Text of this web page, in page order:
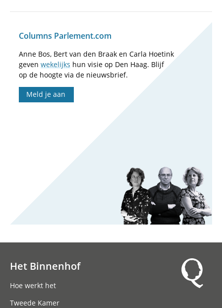
Columns Parlement.com
Anne Bos, Bert van den Braak en Carla Hoetink
geven wekelijks hun visie op Den Haag. Blijf
op de hoogte via de nieuwsbrief.
Meld je aan
Het Binnenhof
Hoe werkt het
Tweede Kamer